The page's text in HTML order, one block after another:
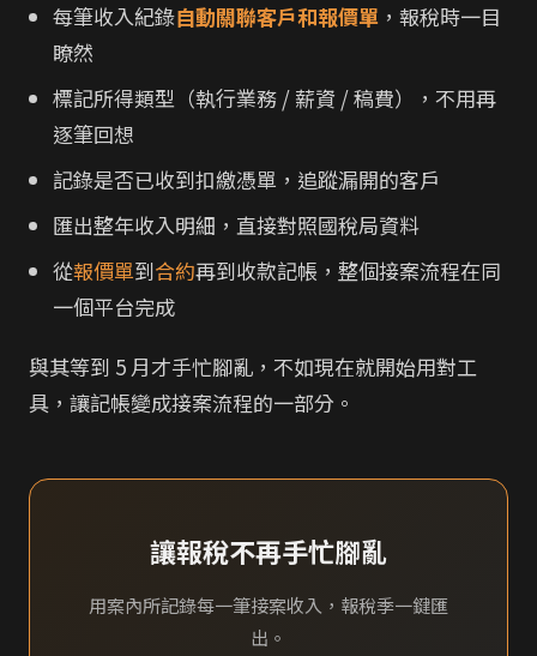
每筆收入紀錄自動關聯客戶和報價單 ，報稅時一目
瞭然
標記所得類型（執行業務 / 薪資 / 稿費），不用再
逐筆回想
記錄是否已收到扣繳憑單，追蹤漏開的客戶
匯出整年收入明細，直接對照國稅局資料
從報價單到合約再到收款記帳，整個接案流程在同
一個平台完成
與其等到 5 月才手忙腳亂，不如現在就開始用對工
具，讓記帳變成接案流程的一部分。
讓報稅不再手忙腳亂
用案內所記錄每一筆接案收入，報稅季一鍵匯
出。